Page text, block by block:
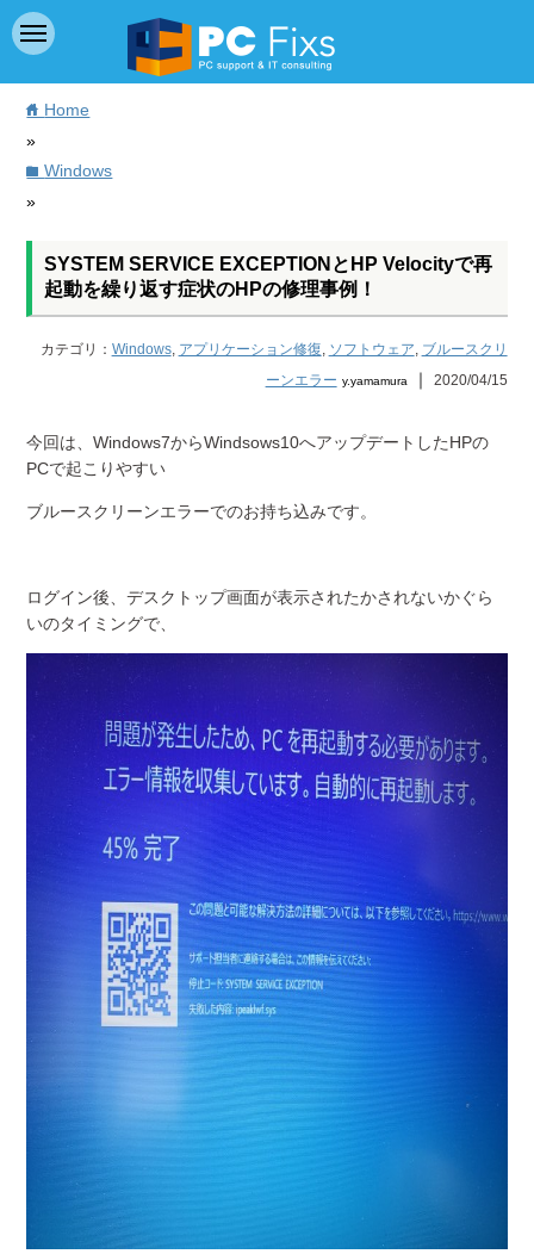
home Home
»
folderWindows
»
SYSTEM SERVICE EXCEPTIONとHP Velocityで再
起動を繰り返す症状のHPの修理事例！
カテゴリ： Windows, アプリケーション修復, ソフトウェア, ブルースクリ
ーンエラー y.yamamura ｜ 2020/04/15
今回は、Windows7からWindsows10へアップデートしたHPの
PCで起こりやすい
ブルースクリーンエラーでのお持ち込みです。
ログイン後、デスクトップ画面が表示されたかされないかぐら
いのタイミングで、